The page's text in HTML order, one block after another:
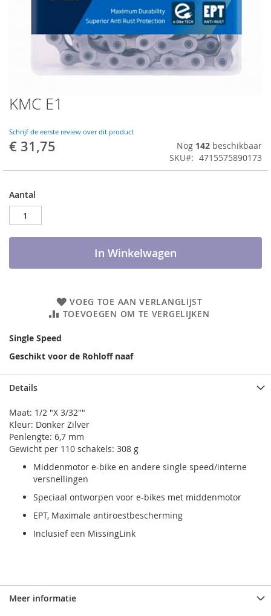
KMC E1
Schrijf de eerste review over dit product
€ 31,75 Nog 142 beschikbaar
SKU
4715575890173
Aantal
In Winkelwagen
VOEG TOE AAN VERLANGLIJST
TOEVOEGEN OM TE VERGELIJKEN
Single Speed
Geschikt voor de Rohloff naaf
Ga
naar
begin
van
afbeeldingen-
Details
Maat: 1/2 "X 3/32""
Kleur: Donker Zilver
Penlengte: 6,7 mm
Gewicht per 110 schakels: 308 g
Middenmotor e-bike en andere single speed/interne
versnellingen
Speciaal ontworpen voor e-bikes met middenmotor
EPT, Maximale antiroestbescherming
Inclusief een MissingLink
Meer informatie